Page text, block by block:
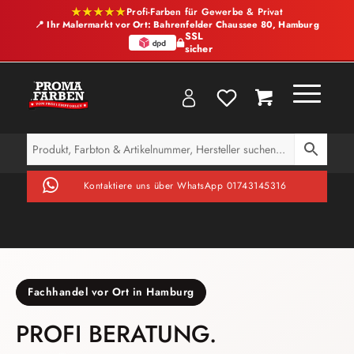
★★★★★Profi-Farben für Gewerbe & Privat
📍 Ihr Malermarkt vor Ort: Bahrenfelder Chaussee 80, Hamburg
SSL
sicher
Kontaktiere uns über WhatsApp 01743145316
Fachhandel vor Ort in Hamburg
PROFI BERATUNG.